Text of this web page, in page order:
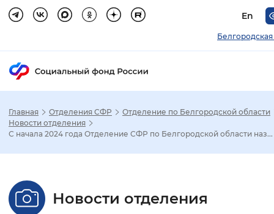
En
Белгородская
Настройка режима отображения
Стандартный Увеличенный
Главная Отделения СФР
Отделение по Белгородской области
Новости отделения
С начала 2024 года Отделение СФР по Белгородской области наз...
Новости отделения